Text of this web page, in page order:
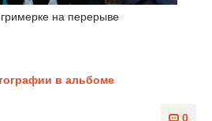
на перерыве
в альбоме
0